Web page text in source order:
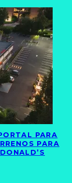
PARA
PARA